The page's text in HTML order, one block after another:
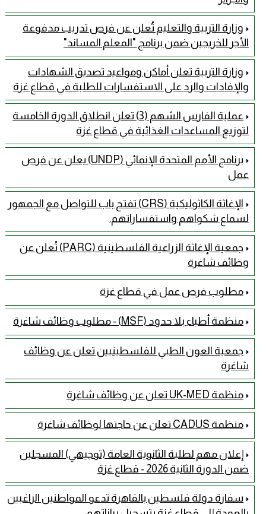
وزارة التربية والتعليم تُعلن عن فرص تدريب مدفوعة
الأجر للخريجين ضمن برنامج "المعلم المساند"
وزارة التربية تعلن أماكن ومواعيد تصديق الشهادات
والإفادات والرد على الاستفسارات للطلبة في قطاع غزة
عملية الفارس الشهم (3) تعلن انطلاق الدورة الخامسة
لتوزيع المساعدات الغذائية في قطاع غزة
برنامج الأمم المتحدة الإنمائي (UNDP) يعلن عن فرص
عمل
الإغاثة الكاثوليكية (CRS) تفتح باب للتواصل مع الجمهور
لسماع شكواهم واستفساراتهم.
جمعية الإغاثة الزراعية الفلسطينية (PARC) تُعلن عن
وظائف شاغرة
مطلوب فرص عمل في قطاع غزة
منظمة أطباء بلا حدود (MSF) - مطلوب وظائف شاغرة
جمعية العون الطبي للفلسطينيين تعلن عن وظائف
شاغرة
منظمة UK-MED تعلن عن وظائف شاغرة
منظمة CADUS تعلن عن حاجتها لوظائف شاغرة
إعلان مهم لطلبة الثانوية العامة (توجيهي) المسجلين
ضمن الدورة الثانية 2026 - قطاع غزة
سفارة دولة فلسطين بالقاهرة تدعو المواطنين الراغبين